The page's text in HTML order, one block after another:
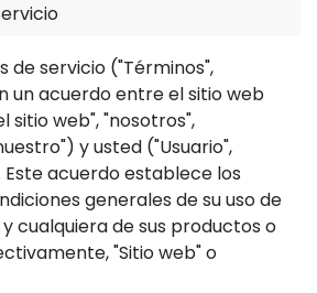
de servicio ("Términos",
un acuerdo entre el sitio web
sitio web", "nosotros",
y usted ("Usuario",
Este acuerdo establece los
generales de su uso de
cualquiera de sus productos o
"Sitio web" o